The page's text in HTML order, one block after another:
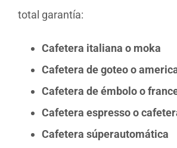
total garantía:
Cafetera italiana o moka
Cafetera de goteo o
Cafetera de émbolo o
Cafetera espresso o
Cafetera súperautomática